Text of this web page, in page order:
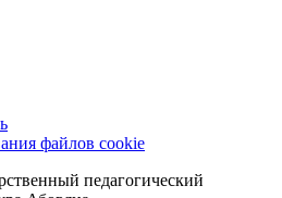
файлов cookie
педагогический